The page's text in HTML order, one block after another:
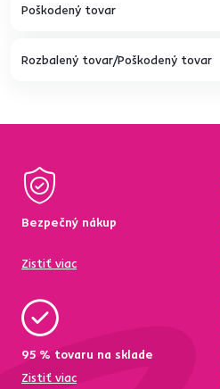
Poškodený tovar
Rozbalený tovar/Poškodený tovar
Bezpečný nákup
Zistiť viac
95 % tovaru na sklade
Zistiť viac